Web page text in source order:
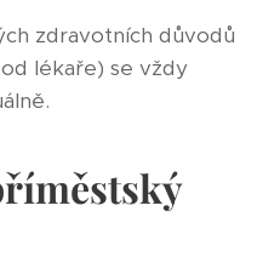
zdravotních důvodů
lékaře) se vždy